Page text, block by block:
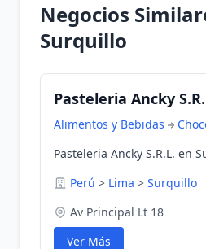
Negocios
Surquillo
Pasteleria Ancky
Alimentos y Bebidas
Pasteleria Ancky S.R.L. en
Perú > Lima > Surquillo
Av Principal Lt 18
Ver Más